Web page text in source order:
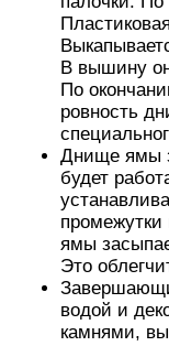
В вышину
По
ровность
Днище ямы
будет
ямы
Это
водой и
камнями,